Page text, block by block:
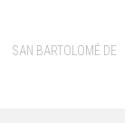
SAN BARTOLOMÉ DE